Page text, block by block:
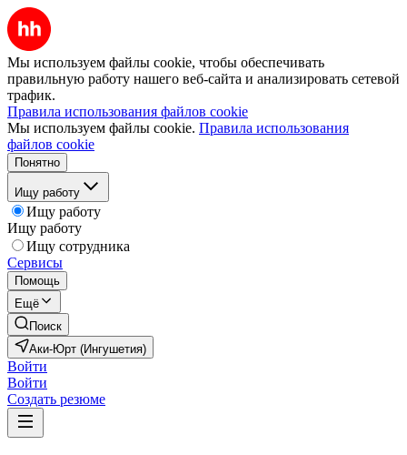
Мы используем файлы cookie, чтобы обеспечивать
правильную работу нашего веб-сайта и анализировать сетевой
трафик.
Правила использования файлов cookie
Мы используем файлы cookie. Правила использования
файлов cookie
Понятно
Ищу работу
Ищу работу
Ищу работу
Ищу сотрудника
Сервисы
Помощь
Ещё
Поиск
Аки-Юрт (Ингушетия)
Войти
Войти
Создать резюме